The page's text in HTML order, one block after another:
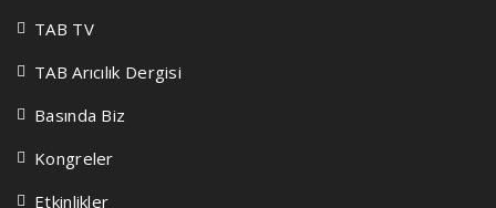
TAB TV
TAB Arıcılık Dergisi
Basında Biz
Kongreler
Etkinlikler